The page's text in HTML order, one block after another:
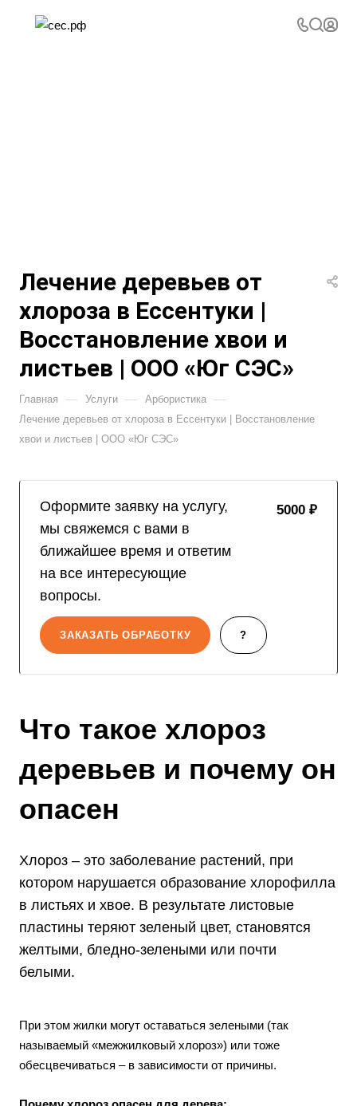
Лечение деревьев от
хлороза в Ессентуки |
Восстановление хвои и
листьев | ООО «Юг СЭС»
Главная — Услуги — Арбористика —
Лечение деревьев от хлороза в Ессентуки | Восстановление
хвои и листьев | ООО «Юг СЭС»
Оформите заявку на услугу,
мы свяжемся с вами в
ближайшее время и ответим
на все интересующие
вопросы.
5000 ₽
ЗАКАЗАТЬ ОБРАБОТКУ ?
Что такое хлороз
деревьев и почему он
опасен
Хлороз – это заболевание растений, при
котором нарушается образование хлорофилла
в листьях и хвое. В результате листовые
пластины теряют зеленый цвет, становятся
желтыми, бледно-зелеными или почти
белыми.
При этом жилки могут оставаться зелеными (так
называемый «межжилковый хлороз») или тоже
обесцвечиваться – в зависимости от причины.